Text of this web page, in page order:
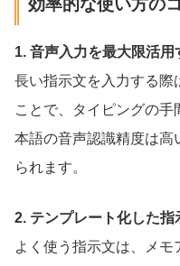
効率的な使い方の
1. 音声入力を最大限活用
長い指示文を入力する際
ことで、タイピングの手
本語の音声認識精度は高
られます。
2. テンプレート化した指
よく使う指示文は、メ